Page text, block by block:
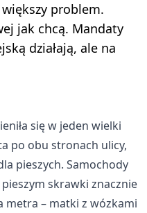
problem.
jak chcą. Mandaty
działają, ale na
się w jeden wielki
po obu stronach ulicy,
pieszych. Samochody
skrawki znacznie
metra – matki z wózkami